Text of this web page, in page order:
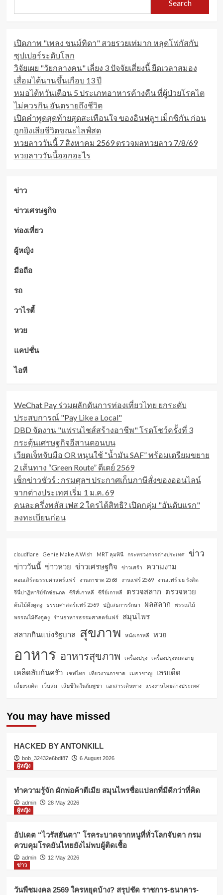
Search
เปิดภาพ "เพลง ชนม์ทิดา" สวยรวยเท่มาก หลุดโฟกัสกับ
ซุปเปอร์ระดับโลก
วิจัยเผย "วัยกลางคน" เลี่ยง 3 ปัจจัยเสี่ยงนี้ ยืดเวลาสมอง
เสื่อมได้นานขึ้นเกือบ 13 ปี
หมอไต้หวันเตือน 5 ประเภทอาหารค้างคืน ที่ผู้ป่วยโรคไต
ไม่ควรกิน อันตรายถึงชีวิต
เปิดคำพูดสุดท้ายสุดสะเทือนใจ ของอินฟลูฯ เม็กซิกัน ก่อน
ถูกยิงเสียชีวิตขณะไลฟ์สด
หวยลาววันนี้ 7 สิงหาคม 2569 ตรวจผลหวยลาว 7/8/69
หวยลาววันนี้ออกอะไร
ข่าว
ข่าวเศรษฐกิจ
ท่องเที่ยว
ผู้หญิง
มือถือ
รถ
วาไรตี้
หวย
แคปชั่น
ไอที
WeChat Pay ร่วมผลักดันการท่องเที่ยวไทย ยกระดับ
ประสบการณ์ "Pay Like a Local"
DBD จัดงาน "แฟรนไชส์สร้างอาชีพ" โรดโชว์ครั้งที่ 3
กระตุ้นเศรษฐกิจอีสานตอนบน
เวียตเจ็ทจับมือ OR หนุนใช้ “น้ำมัน SAF” พร้อมเตรียมขยาย
2 เส้นทาง “Green Route” ดีเดย์ 2569
เช็กข่าวชัวร์ : กรมศุลฯ ประกาศเก็บภาษีสั่งของออนไลน์
จากต่างประเทศ เริ่ม 1 ม.ค. 69
คนละครึ่งพลัส เฟส 2 ใครได้สิทธิ? เปิดกลุ่ม "อันดับแรก"
ลงทะเบียนก่อน
cloudflare Genie Make A Wish MRT ลุมพินี กระทรวงการต่างประเทศ ข่าว
ข่าววันนี้ ข่าวหวย ข่าวเศรษฐกิจ ข่าวเศร้า ความงาม
คอนเสิร์ตธรรมศาสตร์แฟร์ งานกาชาด 2568 งานแฟร์ 2569
งานแฟร์ มธ รังสิต
จีนี่ปาฏิหาริย์รักซ่อนกล
ซีรีส์เกาหลี ซีรี่ย์เกาหลี ตรวจสลาก ตรวจหวย
ต้นไม้ดึงดูดงู ธรรมศาสตร์แฟร์ 2569 ปฏิเสธการรักษา ผลสลาก
พรรณไม้
พรรณไม้ดึงดูดงู
ร้านอาหารธรรมศาสตร์แฟร์
สมุนไพร
สลากกินแบ่งรัฐบาล สุขภาพ หนังเกาหลี หวย
อาหาร อาหารสุขภาพ เครื่องปรุง เครื่องปรุงหมดอายุ
เคล็ดลับก้นครัว เชฟไทย เที่ยวงานกาชาด เมธาชาญ เลขเด็ด
เลี่ยงรถติด เว็บล่ม เสียชีวิตในกัมพูชา เอกสารเดินทาง แรงงานไทยต่างประเทศ
You may have missed
HACKED BY ANTONKILL
bob_32432e6bdf87
6 August 2026
ผู้หญิง
ทำความรู้จัก ผักพ่อค้าตีเมีย สมุนไพรชื่อแปลกที่มีดีกว่าที่คิด
admin
28 May 2026
ผู้หญิง
อัปเดต “ไวรัสฮันตา” โรคระบาดจากหนูที่ทั่วโลกจับตา กรม
ควบคุมโรคยันไทยยังไม่พบผู้ติดเชื้อ
admin
12 May 2026
ข่าว
วันพืชมงคล 2569 ใครหยุดบ้าง? สรุปชัด ราชการ-ธนาคาร-